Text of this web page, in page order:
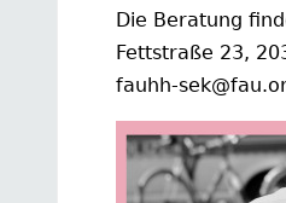
Die Beratung
Fettstraße 23,
fauhh-